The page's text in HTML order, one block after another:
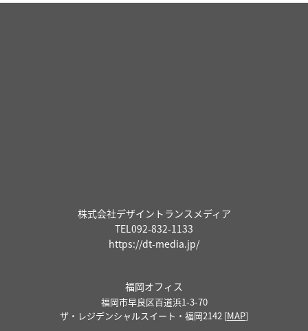
株式会社デザイントランスメディア
TEL 092-832-1133
https://dt-media.jp/
福岡オフィス
福岡市早良区百道浜1-3-70
ザ・レジデンシャルスイート・福岡2142 [MAP]